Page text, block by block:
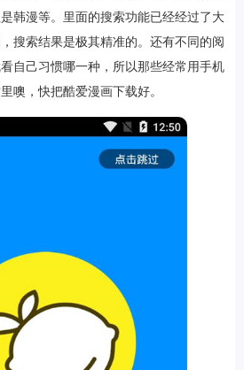
韩漫等。里面的搜索功能已经经过了大
搜索结果是极其精准的。还有不同的阅
自己习惯哪一种，所以那些经常用手机
噢，快把酷爱漫画下载好。